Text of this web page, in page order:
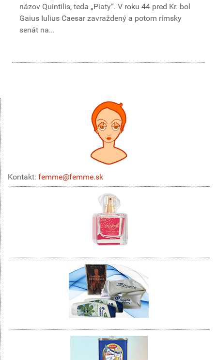
názov Quintilis, teda „Piaty“. V roku 44 pred Kr. bol
Gaius Iulius Caesar zavraždený a potom rímsky
senát na...
Kontakt: femme@femme.sk